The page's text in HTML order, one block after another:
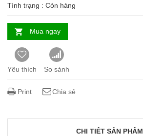
Tình trạng : Còn hàng
Mua ngay
Yêu thích So sánh
Print Chia sẻ
CHI TIẾT SẢN PHẨM